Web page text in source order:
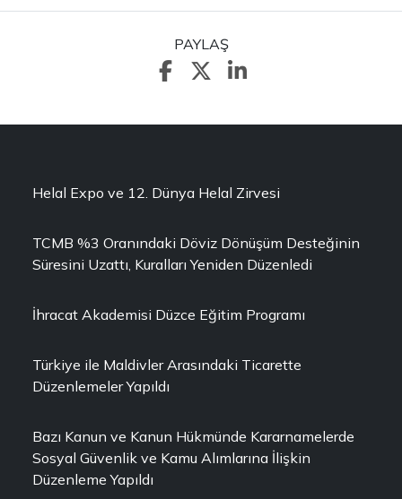
PAYLAŞ
Helal Expo ve 12. Dünya Helal Zirvesi
TCMB %3 Oranındaki Döviz Dönüşüm Desteğinin
Süresini Uzattı, Kuralları Yeniden Düzenledi
İhracat Akademisi Düzce Eğitim Programı
Türkiye ile Maldivler Arasındaki Ticarette
Düzenlemeler Yapıldı
Bazı Kanun ve Kanun Hükmünde Kararnamelerde
Sosyal Güvenlik ve Kamu Alımlarına İlişkin
Düzenleme Yapıldı